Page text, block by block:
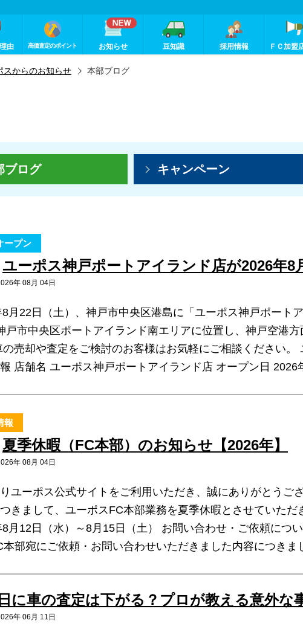
由 高価査定のポイント お知らせ 豆知識 採用情報 ＦＣ加盟
スからのお知らせ 本部ブログ
ブログ キャンペーン
ープン
ユーポス神戸ポートアイランド店が2026年8
年 08月 04日
月22日（土）、神戸市中央区港島に「ユーポス神戸ポート
戸市中央区ポートアイランド南エリアに位置し、神戸空港
の売却や査定をご検討のお客様はお気軽にご相談ください
店舗名 ユーポス神戸ポートアイランド店 オープン日 2026
報
夏季休暇（FC本部）のお知らせ【2026年】
年 08月 04日
ユーポス公式サイトをご利用いただき、誠にありがとうご
きまして、ユーポスFC本部業務を夏季休暇とさせていただ
月12日（水）～8月15日（土） お問い合わせ・ご依頼につ
本部宛にご依頼・お問い合わせいただきました内容につきま
に車の査定は下がる？プロが教える意外な
年 06月 11日